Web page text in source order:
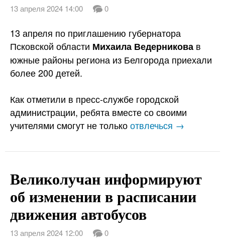
13 апреля 2024 14:00 0
13 апреля по приглашению губернатора
Псковской области Михаила Ведерникова в
южные районы региона из Белгорода приехали
более 200 детей.
Как отметили в пресс-службе городской
администрации, ребята вместе со своими
учителями смогут не толькоотвлечься →
Великолучан информируют
об изменении в расписании
движения автобусов
13 апреля 2024 12:00 0